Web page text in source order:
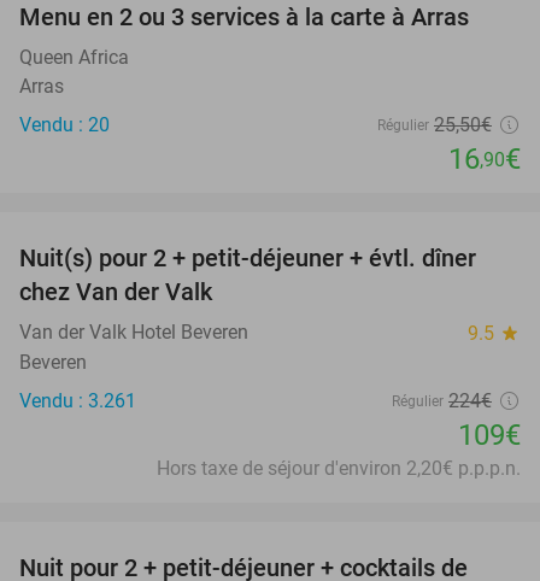
34%
Menu en 2 ou 3 services à la carte à Arras
Queen Africa
Arras
Vendu : 20
Régulier 25,50€
16,90€
51%
Nuit(s) pour 2 + petit-déjeuner + évtl. dîner
chez Van der Valk
Van der Valk Hotel Beveren 9.5 star
Beveren
Vendu : 3.261
Régulier 224€
109€
Hors taxe de séjour d'environ 2,20€ p.p.p.n.
Nuit pour 2 + petit-déjeuner + cocktails de